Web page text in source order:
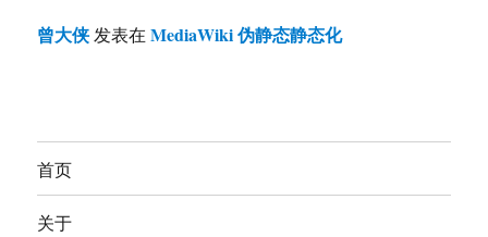
曾大侠发表在MediaWiki 伪静态静态化
首页
关于